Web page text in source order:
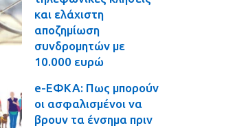
και ελάχιστη
αποζημίωση
συνδρομητών με
10.000 ευρώ
e-ΕΦΚΑ: Πως μπορούν
οι ασφαλισμένοι να
βρουν τα ένσημα πριν